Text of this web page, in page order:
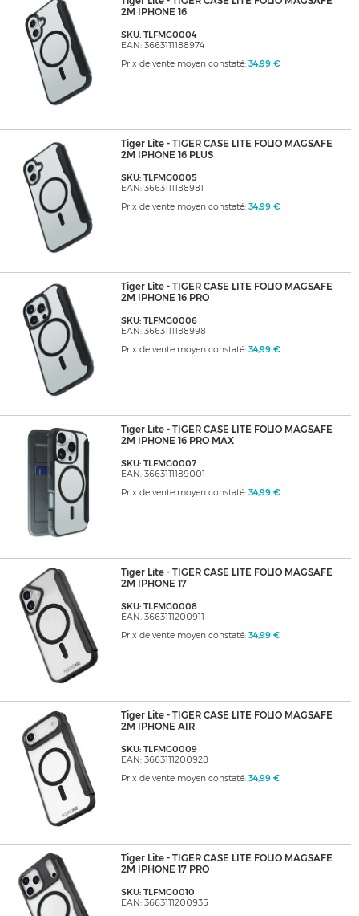
2M IPHONE 16
SKU: TLFMG0004
EAN: 3663111188974
Prix de vente moyen constaté: 34,99 €
Tiger Lite - TIGER CASE LITE FOLIO MAGSAFE
2M IPHONE 16 PLUS
SKU: TLFMG0005
EAN: 3663111188981
Prix de vente moyen constaté: 34,99 €
Tiger Lite - TIGER CASE LITE FOLIO MAGSAFE
2M IPHONE 16 PRO
SKU: TLFMG0006
EAN: 3663111188998
Prix de vente moyen constaté: 34,99 €
Tiger Lite - TIGER CASE LITE FOLIO MAGSAFE
2M IPHONE 16 PRO MAX
SKU: TLFMG0007
EAN: 3663111189001
Prix de vente moyen constaté: 34,99 €
Tiger Lite - TIGER CASE LITE FOLIO MAGSAFE
2M IPHONE 17
SKU: TLFMG0008
EAN: 3663111200911
Prix de vente moyen constaté: 34,99 €
Tiger Lite - TIGER CASE LITE FOLIO MAGSAFE
2M IPHONE AIR
SKU: TLFMG0009
EAN: 3663111200928
Prix de vente moyen constaté: 34,99 €
Tiger Lite - TIGER CASE LITE FOLIO MAGSAFE
2M IPHONE 17 PRO
SKU: TLFMG0010
EAN: 3663111200935